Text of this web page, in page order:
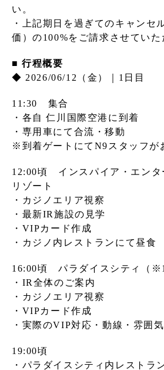
い。
・上記期日を過ぎてのキャンセ
価）の100%をご請求させていた
■ 行程概要
◆ 2026/06/12（金）｜1日目
11:30 集合
・各自 仁川国際空港に到着
・専用車にて合流・移動
※到着ゲートにてN9スタッフが
12:00頃 インスパイア・エンタ
リゾート
・カジノエリア視察
・最新IR施設の見学
・VIPカード作成
・カジノ内レストランにて昼食
16:00頃 パラダイスシティ（※1
・IR全体のご案内
・カジノエリア視察
・VIPカード作成
・実際のVIP対応・動線・雰囲
19:00頃
・パラダイスシティ内レストラ